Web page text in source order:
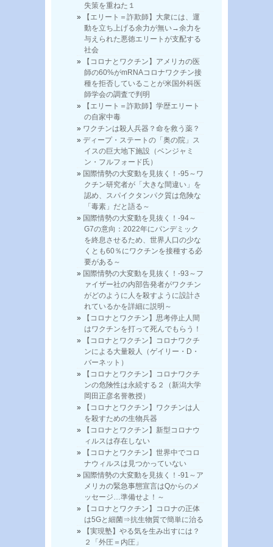
失策を重ねた１
【エリート＝詐欺師】大衆には、運
動を立ち上げる余力が無い→余力を
与えられた悪徳エリートが支配する
社会
【コロナとワクチン】アメリカの医
師の60%がmRNAコロナワクチン接
種を拒否していることが米国外科医
師学会の調査で判明
【エリート＝詐欺師】学歴エリート
の自家中毒
ワクチンは殺人兵器？命を救う薬？
ディープ・ステートの「奥の院」ス
イスの巨大地下施設（ベンジャミ
ン・フルフォード氏）
国際情勢の大変動を見抜く！-95～ワ
クチン研究者が「大きな間違い」を
認め、スパイクタンパク質は危険な
「毒素」だと語る～
国際情勢の大変動を見抜く！-94～
G7の意向：2022年にパンデミック
を終息させるため、世界人口の少な
くとも60％にワクチンを接種する必
要がある～
国際情勢の大変動を見抜く！-93～フ
ァイザー社の内部告発者がワクチン
がどのように人を殺すように設計さ
れているかを詳細に説明～
【コロナとワクチン】思考停止人間
はワクチンを打って死んでもらう！
【コロナとワクチン】コロナワクチ
ンによる大量殺人（ゲイリー・D・
バーネット）
【コロナとワクチン】コロナワクチ
ンの危険性は永続する２（新潟大学
岡田正彦名誉教授）
【コロナとワクチン】ワクチンは人
を殺すための生物兵器
【コロナとワクチン】新型コロナウ
ィルスは存在しない
【コロナとワクチン】世界中でコロ
ナウィルスは見つかっていない
国際情勢の大変動を見抜く！-91～ア
メリカの緊急事態宣言はQからのメ
ッセージ…準備せよ！～
【コロナとワクチン】コロナの正体
は5Gと細菌⇒抗生物質で簡単に治る
【実現塾】やる気を生み出すには？
２「外圧＝内圧」